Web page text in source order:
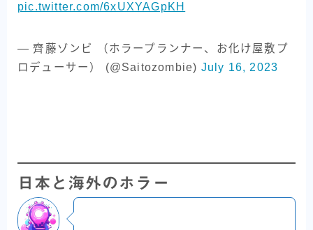
pic.twitter.com/6xUXYAGpKH
— 齊藤ゾンビ （ホラープランナー、お化け屋敷プ
ロデューサー） (@Saitozombie) July 16, 2023
日本と海外のホラー